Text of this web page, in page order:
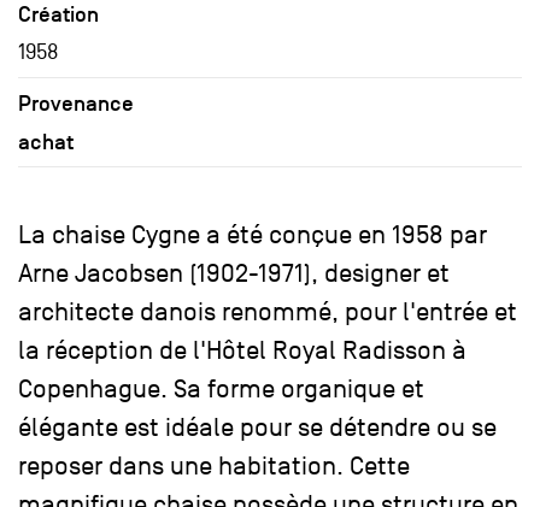
Création
1958
Provenance
achat
La chaise Cygne a été conçue en 1958 par
Arne Jacobsen (1902-1971), designer et
architecte danois renommé, pour l'entrée et
la réception de l'Hôtel Royal Radisson à
Copenhague. Sa forme organique et
élégante est idéale pour se détendre ou se
reposer dans une habitation. Cette